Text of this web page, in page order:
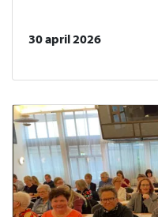
30 april 2026